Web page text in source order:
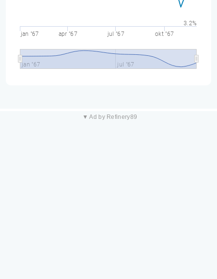
jan "67 apr "67 jul "67 okt "67
jan "67 jul "67
3.2%
▼ Ad by Refinery89